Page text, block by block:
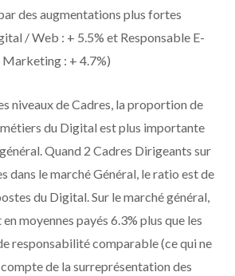
des augmentations plus fortes
/ Web : + 5.5% et Responsable E-
Marketing : + 4.7%)
niveaux de Cadres, la proportion de
du Digital est plus importante
Quand 2 Cadres Dirigeants sur
dans le marché Général, le ratio est de
du Digital. Sur le marché général,
moyennes payés 6.3% plus que les
responsabilité comparable (ce qui ne
de la surreprésentation des